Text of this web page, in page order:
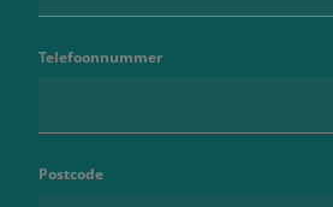
Telefoonnummer
Postcode